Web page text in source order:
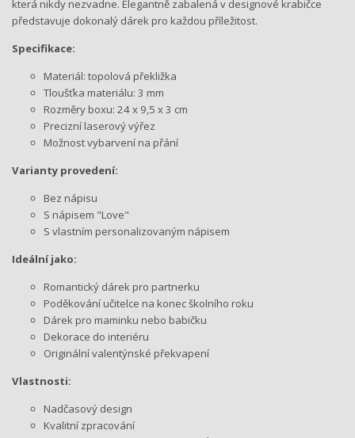
která nikdy nezvadne. Elegantně zabalená v designové krabičce
představuje dokonalý dárek pro každou příležitost.
Specifikace:
Materiál: topolová překližka
Tloušťka materiálu: 3 mm
Rozměry boxu: 24 x 9,5 x 3 cm
Precizní laserový výřez
Možnost vybarvení na přání
Varianty provedení:
Bez nápisu
S nápisem "Love"
S vlastním personalizovaným nápisem
Ideální jako:
Romantický dárek pro partnerku
Poděkování učitelce na konec školního roku
Dárek pro maminku nebo babičku
Dekorace do interiéru
Originální valentýnské překvapení
Vlastnosti:
Nadčasový design
Kvalitní zpracování